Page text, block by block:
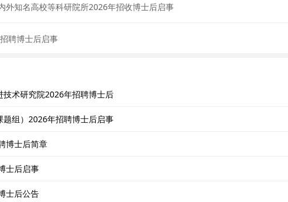
外知名高校等科研院所2026年招收博士后启事
聘博士后启事
术研究院2026年招聘博士后
组）2026年招聘博士后启事
博士后简章
士后启事
士后公告